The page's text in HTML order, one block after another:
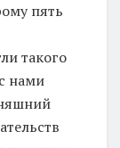
пять
такого
нами